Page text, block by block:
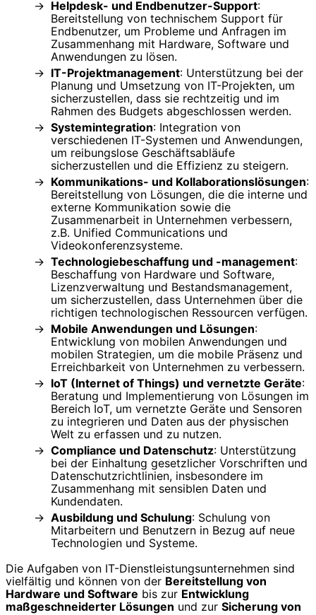
Helpdesk- und Endbenutzer-Support:
Bereitstellung von technischem Support für
Endbenutzer, um Probleme und Anfragen im
Zusammenhang mit Hardware, Software und
Anwendungen zu lösen.
IT-Projektmanagement: Unterstützung bei der
Planung und Umsetzung von IT-Projekten, um
sicherzustellen, dass sie rechtzeitig und im
Rahmen des Budgets abgeschlossen werden.
Systemintegration: Integration von
verschiedenen IT-Systemen und Anwendungen,
um reibungslose Geschäftsabläufe
sicherzustellen und die Effizienz zu steigern.
Kommunikations- und Kollaborationslösungen:
Bereitstellung von Lösungen, die die interne und
externe Kommunikation sowie die
Zusammenarbeit in Unternehmen verbessern,
z.B. Unified Communications und
Videokonferenzsysteme.
Technologiebeschaffung und -management:
Beschaffung von Hardware und Software,
Lizenzverwaltung und Bestandsmanagement,
um sicherzustellen, dass Unternehmen über die
richtigen technologischen Ressourcen verfügen.
Mobile Anwendungen und Lösungen:
Entwicklung von mobilen Anwendungen und
mobilen Strategien, um die mobile Präsenz und
Erreichbarkeit von Unternehmen zu verbessern.
IoT (Internet of Things) und vernetzte Geräte:
Beratung und Implementierung von Lösungen im
Bereich IoT, um vernetzte Geräte und Sensoren
zu integrieren und Daten aus der physischen
Welt zu erfassen und zu nutzen.
Compliance und Datenschutz: Unterstützung
bei der Einhaltung gesetzlicher Vorschriften und
Datenschutzrichtlinien, insbesondere im
Zusammenhang mit sensiblen Daten und
Kundendaten.
Ausbildung und Schulung: Schulung von
Mitarbeitern und Benutzern in Bezug auf neue
Technologien und Systeme.
Die Aufgaben von IT-Dienstleistungsunternehmen sind
vielfältig und können von der Bereitstellung von
Hardware und Software bis zur Entwicklung
maßgeschneiderter Lösungen und zur Sicherung von